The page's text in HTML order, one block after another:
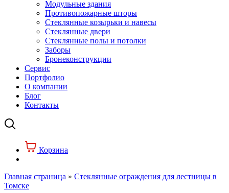
Модульные здания
Противопожарные шторы
Стеклянные козырьки и навесы
Стеклянные двери
Стеклянные полы и потолки
Заборы
Бронеконструкции
Сервис
Портфолио
О компании
Блог
Контакты
Корзина
Главная страница » Стеклянные ограждения для лестницы в
Томске